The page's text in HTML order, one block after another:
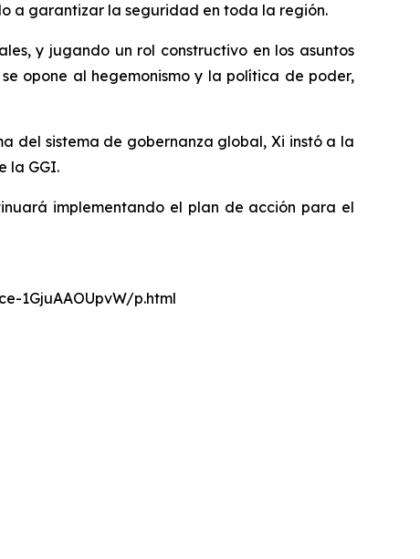
a garantizar la seguridad en toda la región.
y jugando un rol constructivo en los asuntos
opone al hegemonismo y la política de poder,
del sistema de gobernanza global, Xi instó a la
la GGI.
implementando el plan de acción para el
1GjuAAOUpvW/p.html